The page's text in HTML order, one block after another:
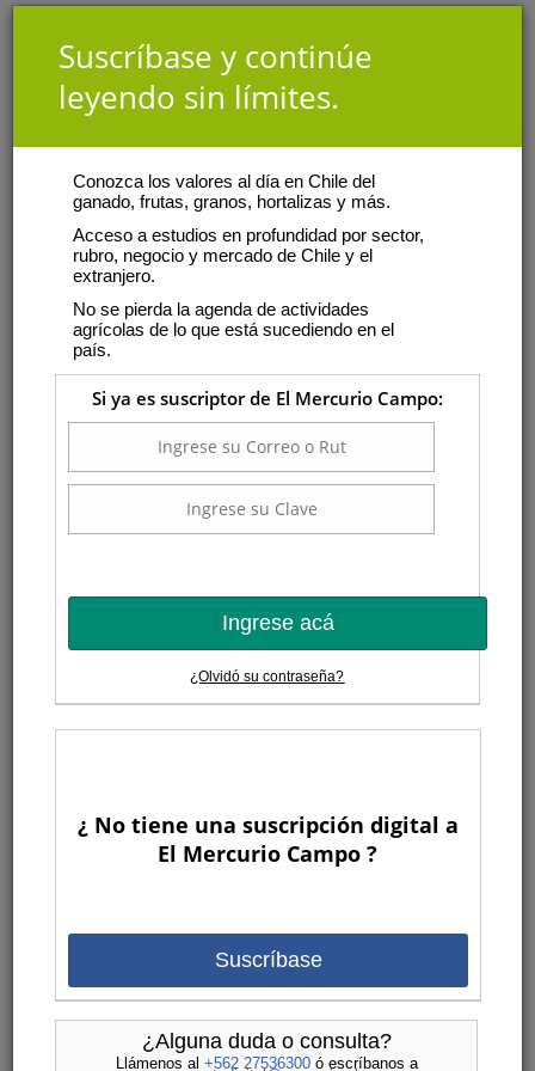
Suscríbase y continúe
leyendo sin límites.
Conozca los valores al día en Chile del
ganado, frutas, granos, hortalizas y más.
Acceso a estudios en profundidad por sector,
rubro, negocio y mercado de Chile y el
extranjero.
No se pierda la agenda de actividades
agrícolas de lo que está sucediendo en el
país.
Si ya es suscriptor de El Mercurio Campo:
Ingrese acá
¿Olvidó su contraseña?
¿ No tiene una suscripción digital a
El Mercurio Campo ?
Suscríbase
¿Alguna duda o consulta?
Llámenos al +562 27536300ó escríbanos a